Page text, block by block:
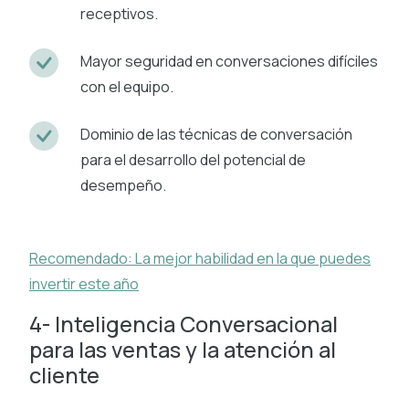
receptivos.
Mayor seguridad en conversaciones difíciles
con el equipo.
Dominio de las técnicas de conversación
para el desarrollo del potencial de
desempeño.
Recomendado: La mejor habilidad en la que puedes
invertir este año
4- Inteligencia Conversacional
para las ventas y la atención al
cliente